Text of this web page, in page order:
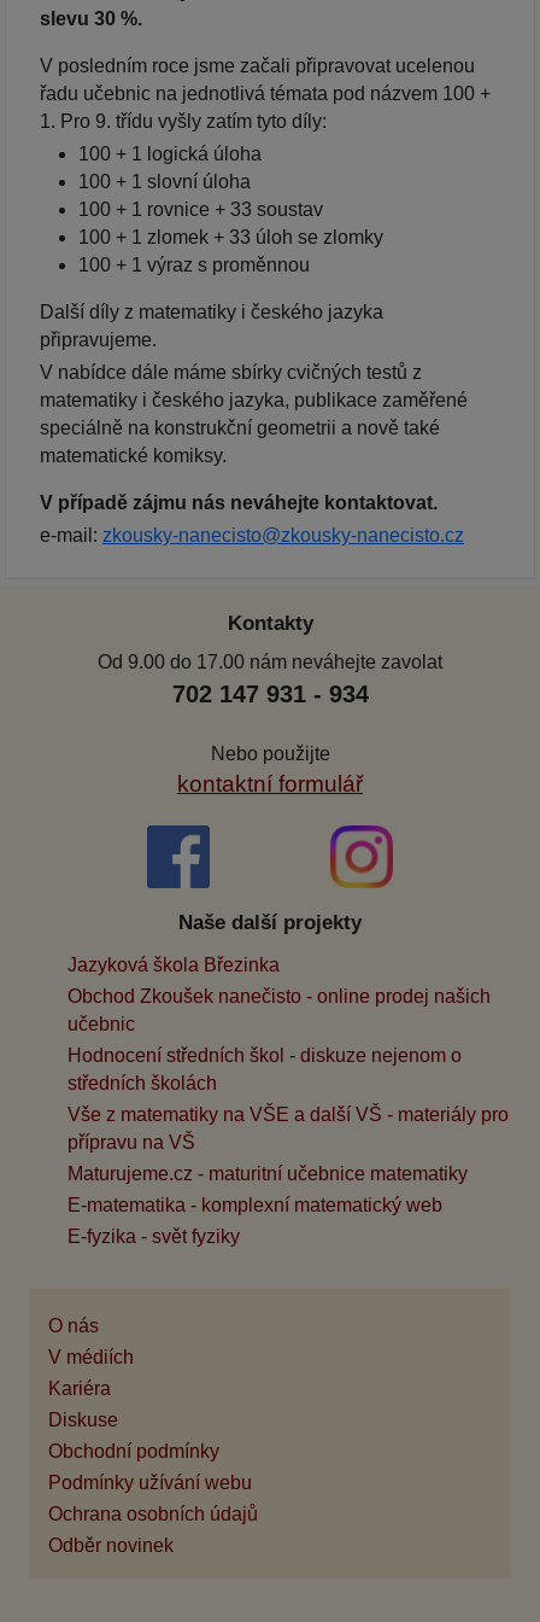
slevu 30 %.
V posledním roce jsme začali připravovat ucelenou
řadu učebnic na jednotlivá témata pod názvem 100 +
1. Pro 9. třídu vyšly zatím tyto díly:
100 + 1 logická úloha
100 + 1 slovní úloha
100 + 1 rovnice + 33 soustav
100 + 1 zlomek + 33 úloh se zlomky
100 + 1 výraz s proměnnou
Další díly z matematiky i českého jazyka
připravujeme.
V nabídce dále máme sbírky cvičných testů z
matematiky i českého jazyka, publikace zaměřené
speciálně na konstrukční geometrii a nově také
matematické komiksy.
V případě zájmu nás neváhejte kontaktovat.
e-mail: zkousky-nanecisto@zkousky-nanecisto.cz
Kontakty
Od 9.00 do 17.00 nám neváhejte zavolat
702 147 931 - 934
Nebo použijte
kontaktní formulář
Naše další projekty
Jazyková škola Březinka
Obchod Zkoušek nanečisto - online prodej našich
učebnic
Hodnocení středních škol - diskuze nejenom o
středních školách
Vše z matematiky na VŠE a další VŠ - materiály pro
přípravu na VŠ
Maturujeme.cz - maturitní učebnice matematiky
E-matematika - komplexní matematický web
E-fyzika - svět fyziky
O nás
V médiích
Kariéra
Diskuse
Obchodní podmínky
Podmínky užívání webu
Ochrana osobních údajů
Odběr novinek